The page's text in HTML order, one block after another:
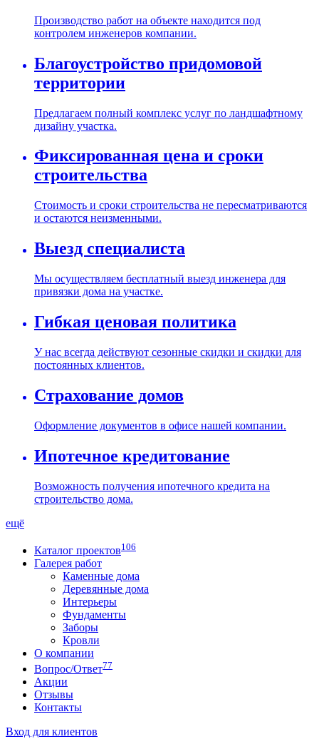
Производство работ на объекте находится под
контролем инженеров компании.
Благоустройство придомовой
территории
Предлагаем полный комплекс услуг по ландшафтному
дизайну участка.
Фиксированная цена и сроки
строительства
Стоимость и сроки строительства не пересматриваются
и остаются неизменными.
Выезд специалиста
Мы осуществляем бесплатный выезд инженера для
привязки дома на участке.
Гибкая ценовая политика
У нас всегда действуют сезонные скидки и скидки для
постоянных клиентов.
Страхование домов
Оформление документов в офисе нашей компании.
Ипотечное кредитование
Возможность получения ипотечного кредита на
строительство дома.
ещё
Каталог проектов106
Галерея работ
Каменные дома
Деревянные дома
Интерьеры
Фундаменты
Заборы
Кровли
О компании
Вопрос/Ответ77
Акции
Отзывы
Контакты
Вход для клиентов